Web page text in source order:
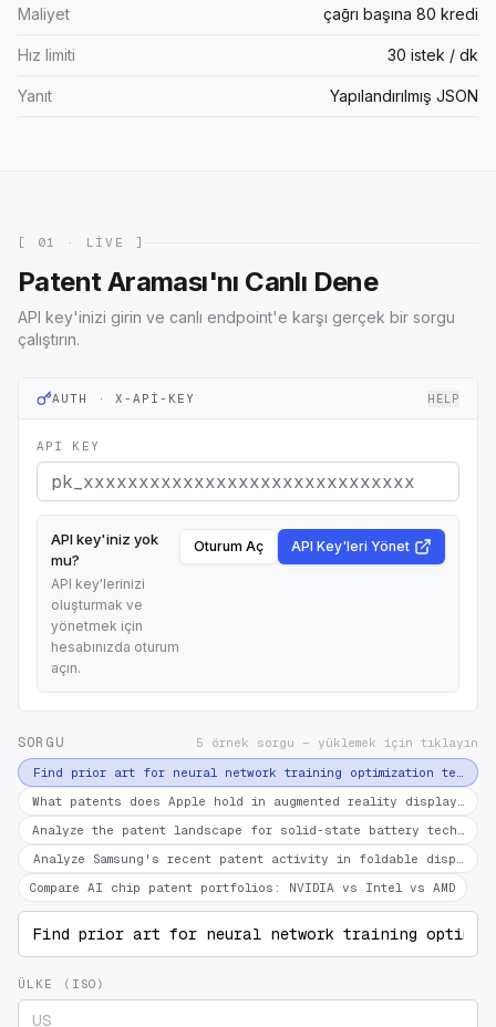
Maliyet çağrı başına 80 kredi
Hız limiti 30 istek / dk
Yanıt Yapılandırılmış JSON
[ 01 · LIVE ]
Patent Araması'nı Canlı Dene
API key'inizi girin ve canlı endpoint'e karşı gerçek bir sorgu
çalıştırın.
AUTH · X-API-KEY HELP
API KEY
API key'iniz yok
mu?
API key'lerinizi
oluşturmak ve
yönetmek için
hesabınızda oturum
açın.
Oturum Aç API Key'leri Yönet
SORGU 5 örnek sorgu — yüklemek için tıklayın
Find prior art for neural network training optimization
What patents does Apple hold in augmented reality displays?
Analyze the patent landscape for solid-state battery
Analyze Samsung's recent patent activity in foldable display
Compare AI chip patent portfolios: NVIDIA vs Intel vs AMD
ÜLKE (ISO)